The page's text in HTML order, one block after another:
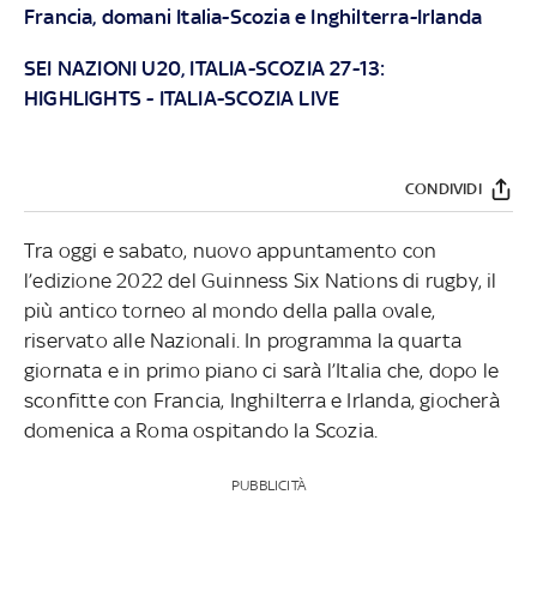
Francia, domani Italia-Scozia e Inghilterra-Irlanda
SEI NAZIONI U20, ITALIA-SCOZIA 27-13:
HIGHLIGHTS- ITALIA-SCOZIA LIVE
CONDIVIDI
Tra oggi e sabato, nuovo appuntamento con
l’edizione 2022 del Guinness Six Nations di rugby, il
più antico torneo al mondo della palla ovale,
riservato alle Nazionali. In programma la quarta
giornata e in primo piano ci sarà l’Italia che, dopo le
sconfitte con Francia, Inghilterra e Irlanda, giocherà
domenica a Roma ospitando la Scozia.
PUBBLICITÀ